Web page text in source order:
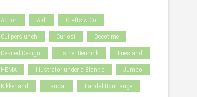
Action Aldi Crafts & Co
Culiperslunch Curiosi Decotime
Desired Design Esther Bennink Friesland
HEMA Illustrator under a Blankie Jumbo
Kikkerland Landal Landal Bourtange